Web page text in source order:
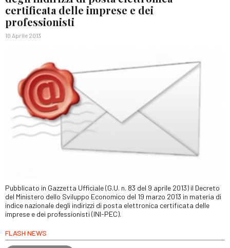
certificata delle imprese e dei
professionisti
10 Aprile 2013
Pubblicato in Gazzetta Ufficiale (G.U. n. 83 del 9 aprile 2013) il Decreto
del Ministero dello Sviluppo Economico del 19 marzo 2013 in materia di
indice nazionale degli indirizzi di posta elettronica certificata delle
imprese e dei professionisti (INI-PEC).
FLASH NEWS